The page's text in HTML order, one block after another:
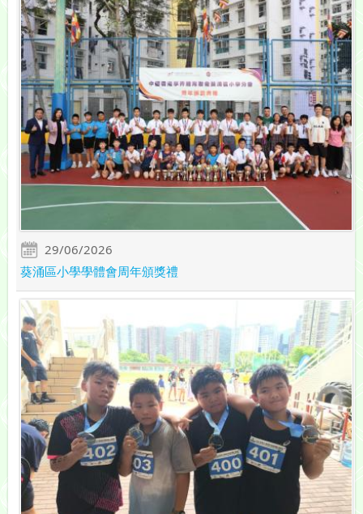
29/06/2026
葵涌區小學學體會周年頒獎禮